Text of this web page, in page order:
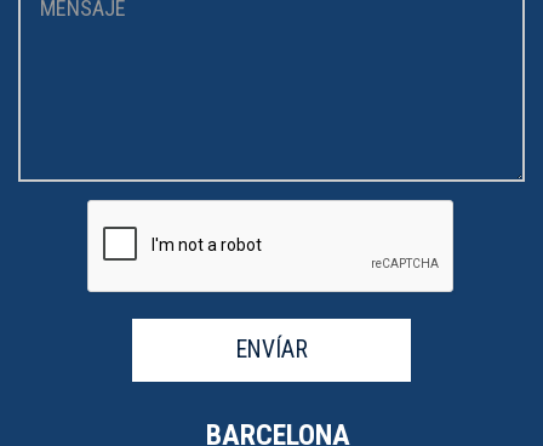
ENVÍAR
BARCELONA